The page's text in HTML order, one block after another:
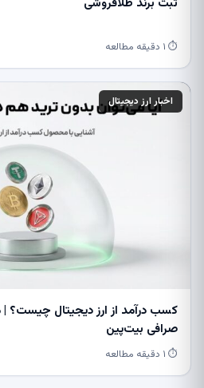
ثبت برند طلافروشی
⏱ ۱ دقیقه مطالعه
اخبار ارز دیجیتال
کسب درآمد از ارز دیجیتال
صرافی بیت‌پین
⏱ ۱ دقیقه مطالعه